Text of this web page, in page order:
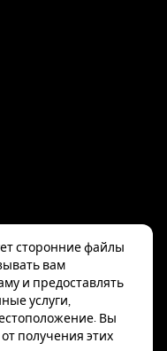
сторонние файлы
вам
и предоставлять
услуги,
Вы
получения этих